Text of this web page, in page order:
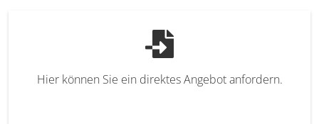
Hier können Sie ein direktes Angebot anfordern.